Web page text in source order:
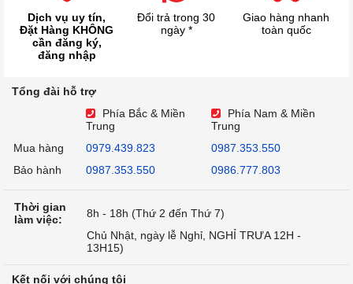
Dịch vụ uy tín,
Đặt Hàng KHÔNG
cần đăng ký,
đăng nhập
Đổi trả trong 30
ngày *
Giao hàng nhanh
toàn quốc
Tổng đài hỗ trợ
Phía Bắc & Miền
Trung
Phía Nam & Miền
Trung
Mua hàng
0979.439.823
0987.353.550
Bảo hành
0987.353.550 0986.777.803
Thời gian
làm việc:
8h - 18h (Thứ 2 đến Thứ 7)
Chủ Nhật, ngày lễ Nghỉ, NGHỈ TRƯA 12H -
13H15)
Kết nối với chúng tôi